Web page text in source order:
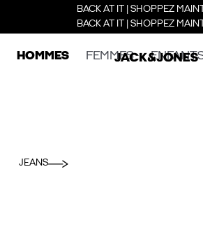
BACK AT IT | SHOPPEZ
BACK AT IT | SHOPPEZ
HOMMES FEMMES
JEANS